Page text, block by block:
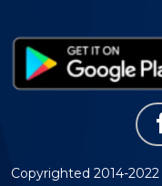
Copyrighted 2014-